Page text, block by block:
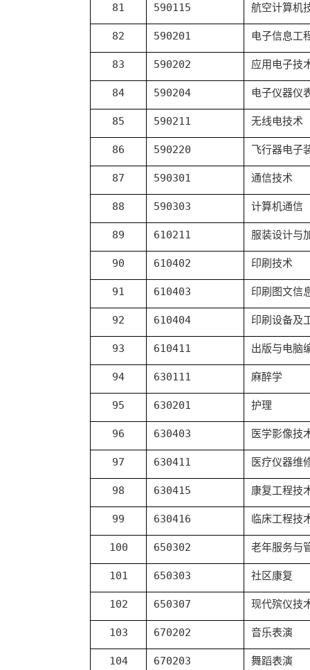
81 590115 航空计算机
82 590201 电子信息工
83 590202 应用电子技
84 590204 电子仪器仪
85 590211 无线电技术
86 590220 飞行器电子
87 590301 通信技术
88 590303 计算机通信
89 610211 服装设计与
90 610402 印刷技术
91 610403 印刷图文信
92 610404 印刷设备及
93 610411 出版与电脑
94 630111 麻醉学
95 630201 护理
96 630403 医学影像技
97 630411 医疗仪器维
98 630415 康复工程技
99 630416 临床工程技
100 650302 老年服务与
101 650303 社区康复
102 650307 现代殡仪技
103 670202 音乐表演
104 670203 舞蹈表演